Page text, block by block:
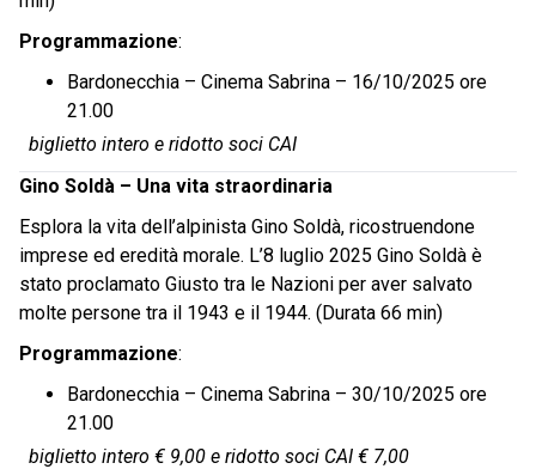
Programmazione:
Bardonecchia – Cinema Sabrina – 16/10/2025 ore
21.00
biglietto intero e ridotto soci CAI
Gino Soldà – Una vita straordinaria
Esplora la vita dell’alpinista Gino Soldà, ricostruendone
imprese ed eredità morale. L’8 luglio 2025 Gino Soldà è
stato proclamato Giusto tra le Nazioni per aver salvato
molte persone tra il 1943 e il 1944. (Durata 66 min)
Programmazione:
Bardonecchia – Cinema Sabrina – 30/10/2025 ore
21.00
biglietto intero € 9,00 e ridotto soci CAI € 7,00